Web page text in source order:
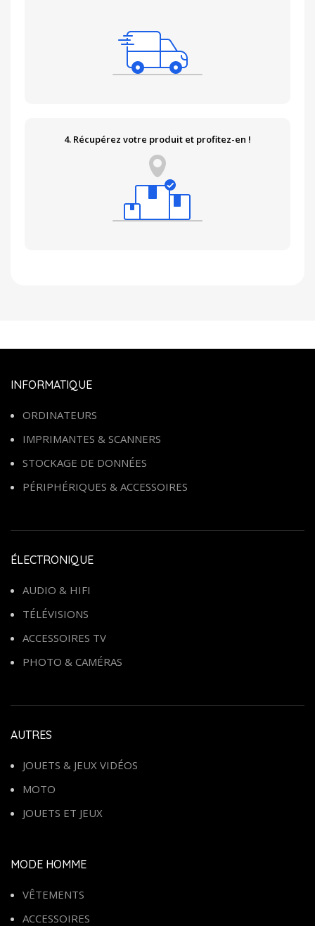
4. Récupérez votre produit et profitez-en !
INFORMATIQUE
ORDINATEURS
IMPRIMANTES & SCANNERS
STOCKAGE DE DONNÉES
PÉRIPHÉRIQUES & ACCESSOIRES
ÉLECTRONIQUE
AUDIO & HIFI
TÉLÉVISIONS
ACCESSOIRES TV
PHOTO & CAMÉRAS
AUTRES
JOUETS & JEUX VIDÉOS
MOTO
JOUETS ET JEUX
MODE HOMME
VÊTEMENTS
ACCESSOIRES